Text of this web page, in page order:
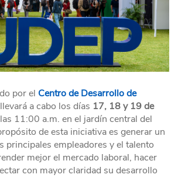
por el Centro de Desarrollo de
a cabo los días 17, 18 y 19 de
11:00 a.m. en el jardín central del
de esta iniciativa es generar un
principales empleadores y el talento
mejor el mercado laboral, hacer
con mayor claridad su desarrollo